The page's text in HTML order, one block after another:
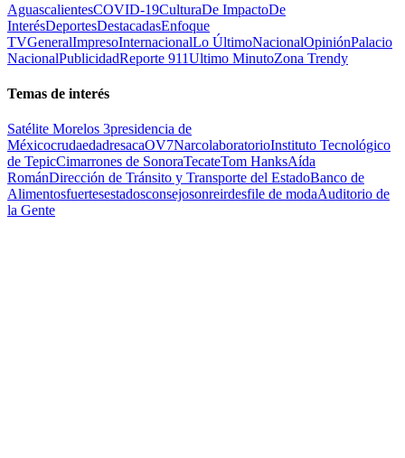
AguascalientesCOVID-19CulturaDe ImpactoDe
InterésDeportesDestacadasEnfoque
TVGeneralImpresoInternacionalLo ÚltimoNacionalOpiniónPalacio
NacionalPublicidadReporte 911Ultimo MinutoZona Trendy
Temas de interés
Satélite Morelos 3presidencia de
MéxicocrudaedadresacaOV7NarcolaboratorioInstituto Tecnológico
de TepicCimarrones de SonoraTecateTom HanksAída
RománDirección de Tránsito y Transporte del EstadoBanco de
Alimentosfuertesestadosconsejosonreirdesfile de modaAuditorio de
la Gente